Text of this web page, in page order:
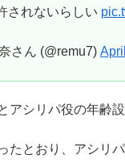
されないらしい
さん (@remu7)
アシリパ役の年齢
たとおり、アシリ